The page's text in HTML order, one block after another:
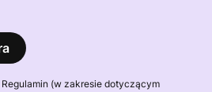
(w zakresie dotyczącym